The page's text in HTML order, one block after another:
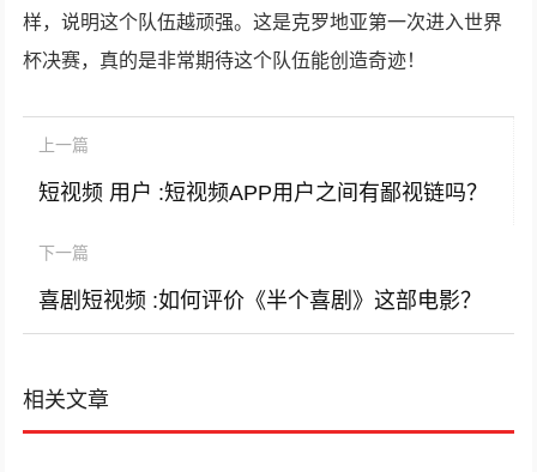
样，说明这个队伍越顽强。这是克罗地亚第一次进入世界
杯决赛，真的是非常期待这个队伍能创造奇迹！
上一篇
短视频 用户 :短视频APP用户之间有鄙视链吗？
下一篇
喜剧短视频 :如何评价《半个喜剧》这部电影？
相关文章